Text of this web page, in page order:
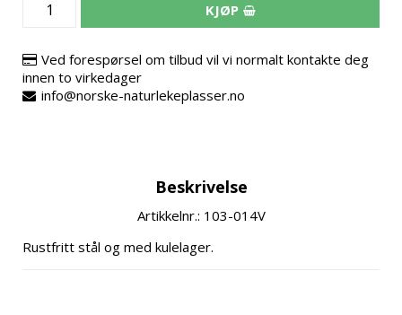
KJØP
Ved forespørsel om tilbud vil vi normalt kontakte deg
innen to virkedager
info@norske-naturlekeplasser.no
Beskrivelse
Artikkelnr.: 103-014V
Rustfritt stål og med kulelager.